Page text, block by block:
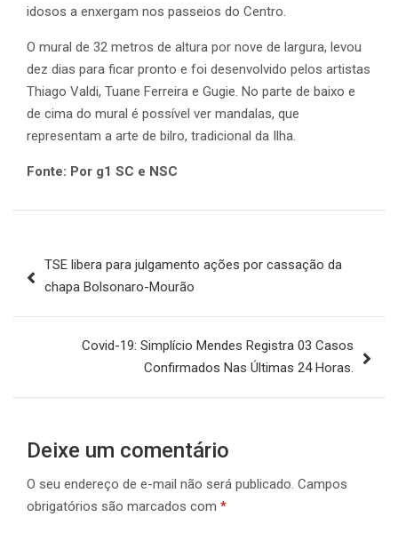
idosos a enxergam nos passeios do Centro.
O mural de 32 metros de altura por nove de largura, levou
dez dias para ficar pronto e foi desenvolvido pelos artistas
Thiago Valdi, Tuane Ferreira e Gugie. No parte de baixo e
de cima do mural é possível ver mandalas, que
representam a arte de bilro, tradicional da Ilha.
Fonte: Por g1 SC e NSC
de
TSE libera para julgamento ações por cassação da
chapa Bolsonaro-Mourão
Covid-19: Simplício Mendes Registra 03 Casos
Confirmados Nas Últimas 24 Horas.
Deixe um comentário
O seu endereço de e-mail não será publicado. Campos
obrigatórios são marcados com *